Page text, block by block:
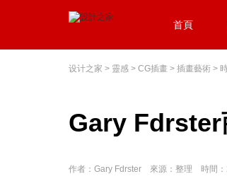
首頁
设计之家 > 靈感 > CG插畫 > 插畫藝術 >
Gary Fdrster
作者：Gary Fdrster 來源：整理 時間：